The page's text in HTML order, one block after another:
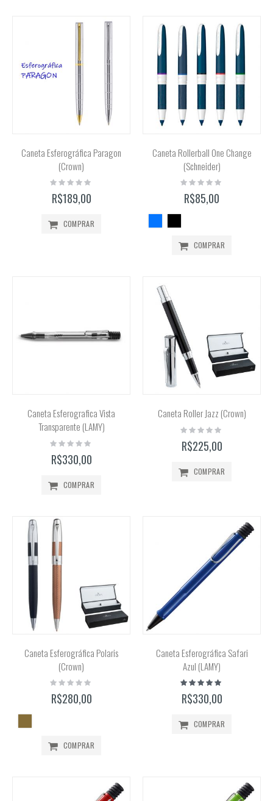
Caneta Esferográfica Paragon
(Crown)
Rating:
0%
R$189,00
COMPRAR
Caneta Rollerball One Change
(Schneider)
Rating:
0%
R$85,00
COMPRAR
Caneta Esferografica Vista
Transparente (LAMY)
Rating:
0%
R$330,00
COMPRAR
Caneta Roller Jazz (Crown)
Rating:
0%
R$225,00
COMPRAR
Caneta Esferográfica Polaris
(Crown)
Rating:
0%
R$280,00
COMPRAR
Caneta Esferográfica Safari
Azul (LAMY)
Classificação:
100%
R$330,00
COMPRAR